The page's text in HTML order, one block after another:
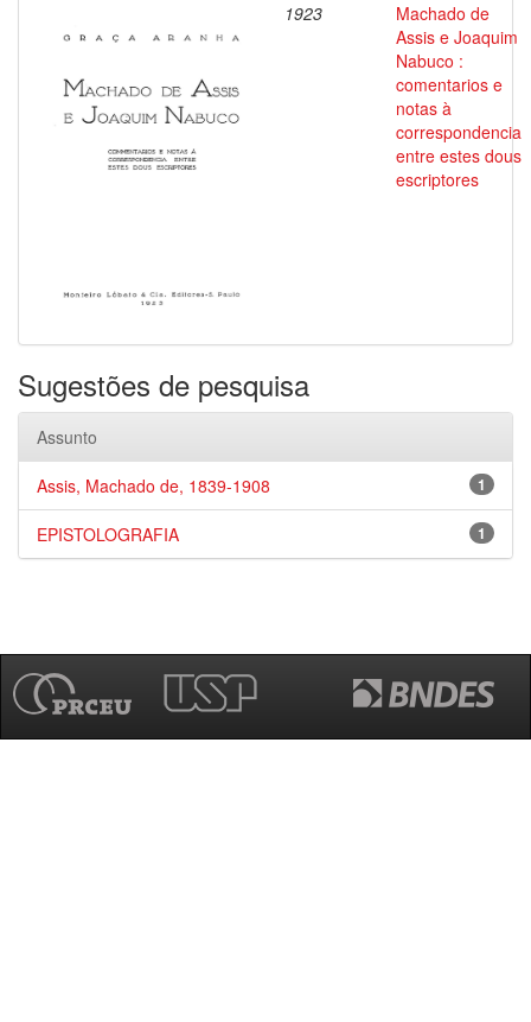
1923
Machado de
Assis e Joaquim
Nabuco :
comentarios e
notas à
correspondencia
entre estes dous
escriptores
Sugestões de pesquisa
Assunto
1
Assis, Machado de, 1839-1908
1
EPISTOLOGRAFIA